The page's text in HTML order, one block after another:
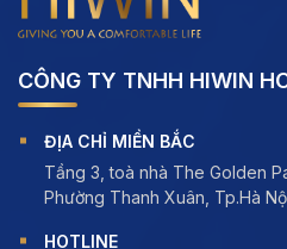
CÔNG TY TNHH HIWIN
ĐỊA CHỈ MIỀN BẮC
Tầng 3, toà nhà The Golden
Phường Thanh Xuân, Tp.Hà
HOTLINE